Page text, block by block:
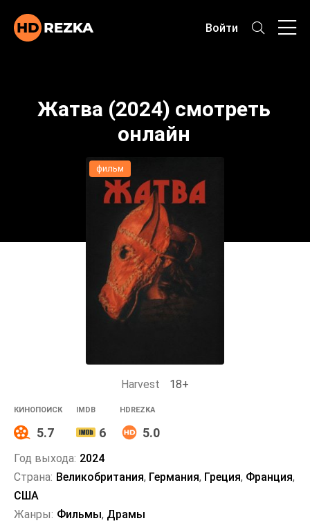
Войти
Жатва (2024) смотреть
онлайн
фильм
Harvest 18+
КИНОПОИСК
5.7
IMDB
6
HDREZKA
5.0
Год выхода: 2024
Страна: Великобритания, Германия, Греция, Франция,
США
Жанры: Фильмы, Драмы